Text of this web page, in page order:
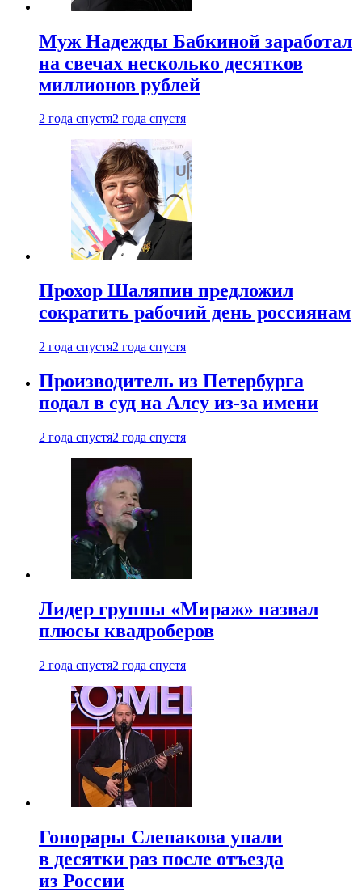
Муж Надежды Бабкиной заработал
на свечах несколько десятков
миллионов рублей
2 года спустя2 года спустя
Прохор Шаляпин предложил
сократить рабочий день россиянам
2 года спустя2 года спустя
Производитель из Петербурга
подал в суд на Алсу из-за имени
2 года спустя2 года спустя
Лидер группы «Мираж» назвал
плюсы квадроберов
2 года спустя2 года спустя
Гонорары Слепакова упали
в десятки раз после отъезда
из России